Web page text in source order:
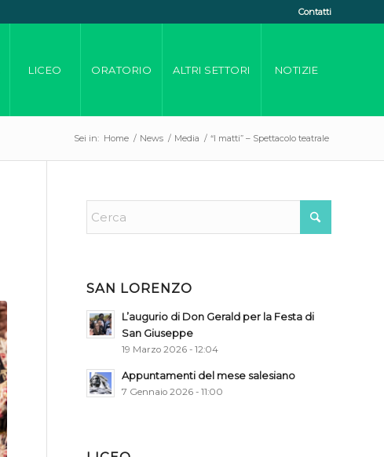
Contatti
LICEO ORATORIO ALTRI SETTORI NOTIZIE
Sei in: Home / News / Media / “I matti” – Spettacolo teatrale
SAN LORENZO
L’augurio di Don Gerald per la Festa di
San Giuseppe
19 Marzo 2026 - 12:04
Appuntamenti del mese salesiano
7 Gennaio 2026 - 11:00